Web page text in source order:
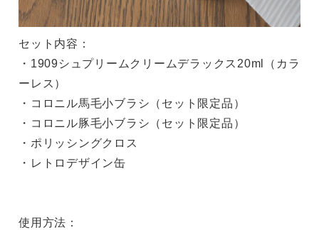
セット内容：
・1909シュプリームクリームデラックス20ml（カラ
ーレス）
・コロニル馬毛小ブラシ（セット限定品）
・コロニル豚毛小ブラシ（セット限定品）
・ポリッシングクロス
・レトロデザイン缶
使用方法：